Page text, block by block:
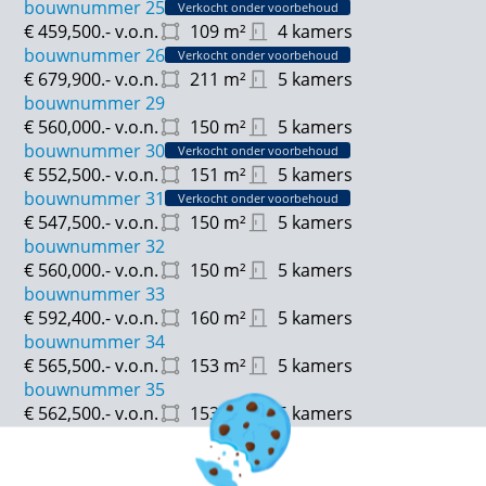
Gebruiksoppervlakte: van ca. 109 tot 137 m²
Inhoud: van ca. 423 tot 524 m³
Tuinligging:
Noordoost: 20 – 21 – 22 – 23 – 24 – 25
Oost: 15 – 16 – 17 – 18
West: 27 – 28
Zuid: 1 - 2 - 3 - 4 - 5 - 6 - 7 - 8 - 9 - 10 - 11 - 12 - 13 - 14
bouwnummer 25
Verkocht onder voorbehoud
109 m² 4 kamers
€ 459,500.-v.o.n.
bouwnummer 26
Verkocht onder voorbehoud
211 m² 5 kamers
€ 679,900.-v.o.n.
bouwnummer 29
150 m² 5 kamers
€ 560,000.-v.o.n.
bouwnummer 30
Verkocht onder voorbehoud
151 m² 5 kamers
€ 552,500.-v.o.n.
bouwnummer 31
Verkocht onder voorbehoud
150 m² 5 kamers
€ 547,500.-v.o.n.
bouwnummer 32
150 m² 5 kamers
€ 560,000.-v.o.n.
bouwnummer 33
160 m² 5 kamers
€ 592,400.-v.o.n.
bouwnummer 34
153 m² 5 kamers
€ 565,500.-v.o.n.
bouwnummer 35
153m² 5 kamers
€ 562,500.-v.o.n.
Verkocht onder voorbehoud
151m² 5 kamers